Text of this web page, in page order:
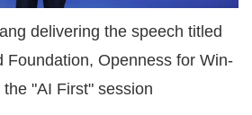
delivering the speech titled
Foundation, Openness for Win-
the "AI First" session